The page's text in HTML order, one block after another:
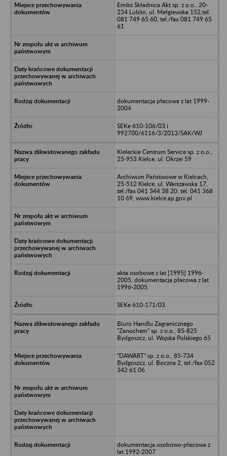
Emiks Składnica Akt sp. z o.o., 20-
234 Lublin, ul. Mełgiewska 152,tel.
081 749 65 60, tel./fax 081 749 65
61
dokumentacja płacowa z lat 1999-
2004
SEKe 610-106/03 i
992700/6116/3/2013/SAK/WJ
Kieleckie Centrum Service sp. z o.o.,
25-953 Kielce, ul. Okrzei 59
Archiwum Państwowe w Kielcach,
25-512 Kielce, ul. Warszawska 17,
tel./fax 041 344 38 20, tel. 041 368
10 69, www.kielce.ap.gov.pl
akta osobowe z lat [1995] 1996-
2005, dokumentacja płacowa z lat
1996-2005.
SEKe 610-171/03
Biuro Handlu Zagranicznego
"Zanochem" sp. z o.o., 85-825
Bydgoszcz, ul. Wojska Polskiego 65
"DAWART" sp. z o.o., 85-734
Bydgoszcz, ul. Boczna 2, tel./fax 052
342 61 06
dokumentacja osobowo-płacowa z
lat 1992-2007